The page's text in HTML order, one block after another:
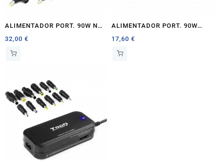
ALIMENTADOR PORT. 90W NGS
W-9 0 AUTOMATICO
32,00 €
ALIMENTADOR PORT. 90W
EIGHTT ESPECIFICO ACER
17,60€